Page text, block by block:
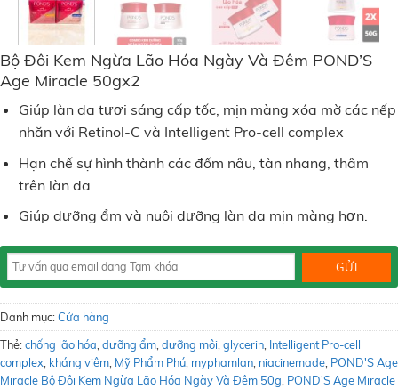
Bộ Đôi Kem Ngừa Lão Hóa Ngày Và Đêm POND’S
Age Miracle 50gx2
Giúp làn da tươi sáng cấp tốc, mịn màng xóa mờ các nếp
nhăn với Retinol-C và Intelligent Pro-cell complex
Hạn chế sự hình thành các đốm nâu, tàn nhang, thâm
trên làn da
Giúp dưỡng ẩm và nuôi dưỡng làn da mịn màng hơn.
Danh mục:Cửa hàng
Thẻ:chống lão hóa dưỡng ẩm dưỡng môi glycerin Intelligent Pro-cell
complex kháng viêm Mỹ Phẩm Phú myphamlan niacinemade POND'S Age
Miracle Bộ Đôi Kem Ngừa Lão Hóa Ngày Và Đêm 50g POND'S Age Miracle